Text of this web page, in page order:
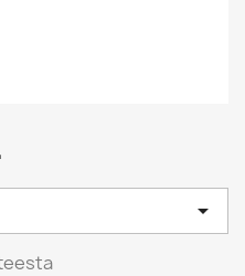
